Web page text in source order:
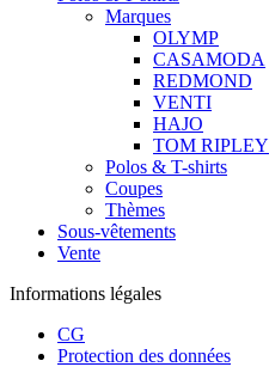
Marques
OLYMP
CASAMODA
REDMOND
VENTI
HAJO
TOM RIPLEY
Polos & T-shirts
Coupes
Thèmes
Sous-vêtements
Vente
Informations légales
CG
Protection des données